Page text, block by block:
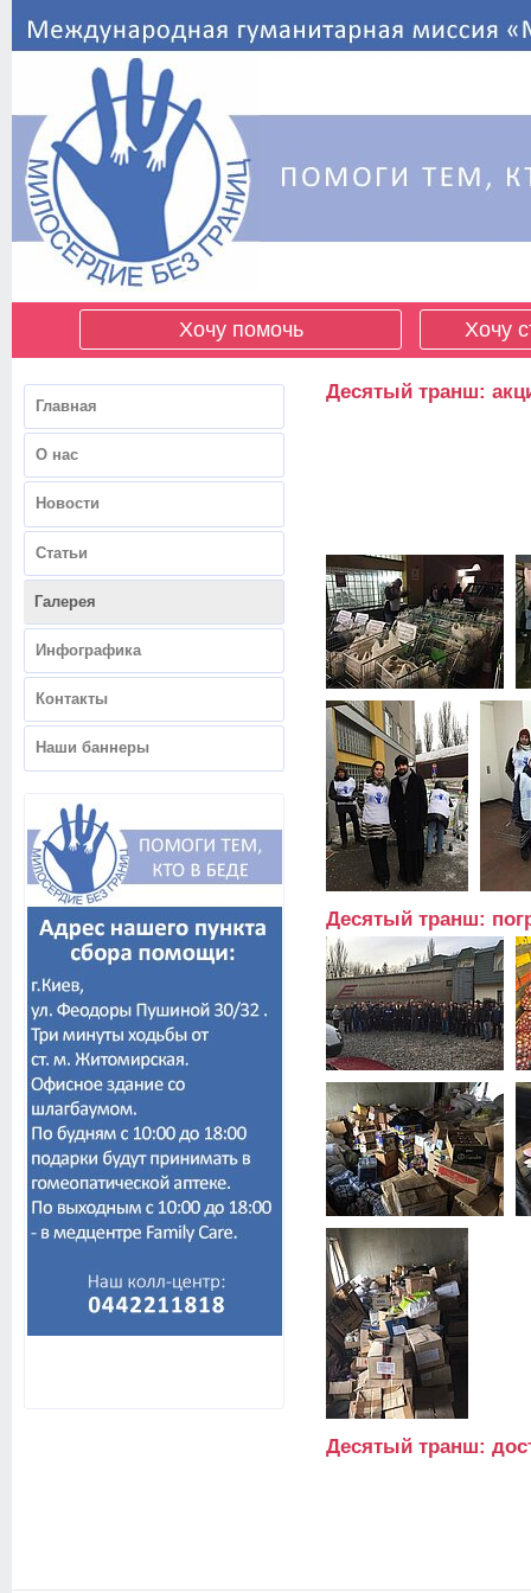
Хочу помочь Хочу
Главная
О нас
Новости
Статьи
Галерея
Инфографика
Контакты
Наши баннеры
Десятый транш:
Десятый транш:
Десятый транш: